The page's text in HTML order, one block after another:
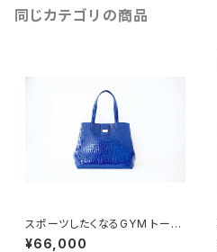
同じカテゴリの商品
スポーツしたくなるGYM トート
005 Mサイズ
¥66,000